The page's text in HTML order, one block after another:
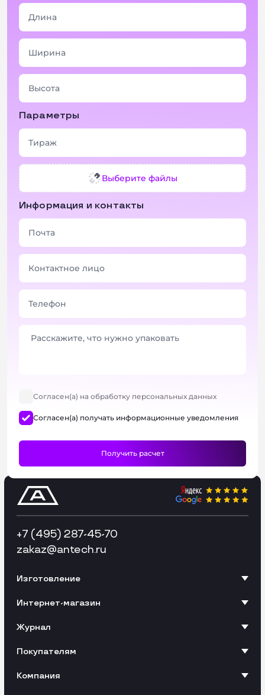
Параметры
Выберите файлы
Информация и контакты
Согласен(а) на обработку персональных данных
Согласен(а) получать информационные уведомления
+7 (495) 287-45-70
zakaz@antech.ru
Изготовление
Интернет-магазин
Журнал
Покупателям
Компания